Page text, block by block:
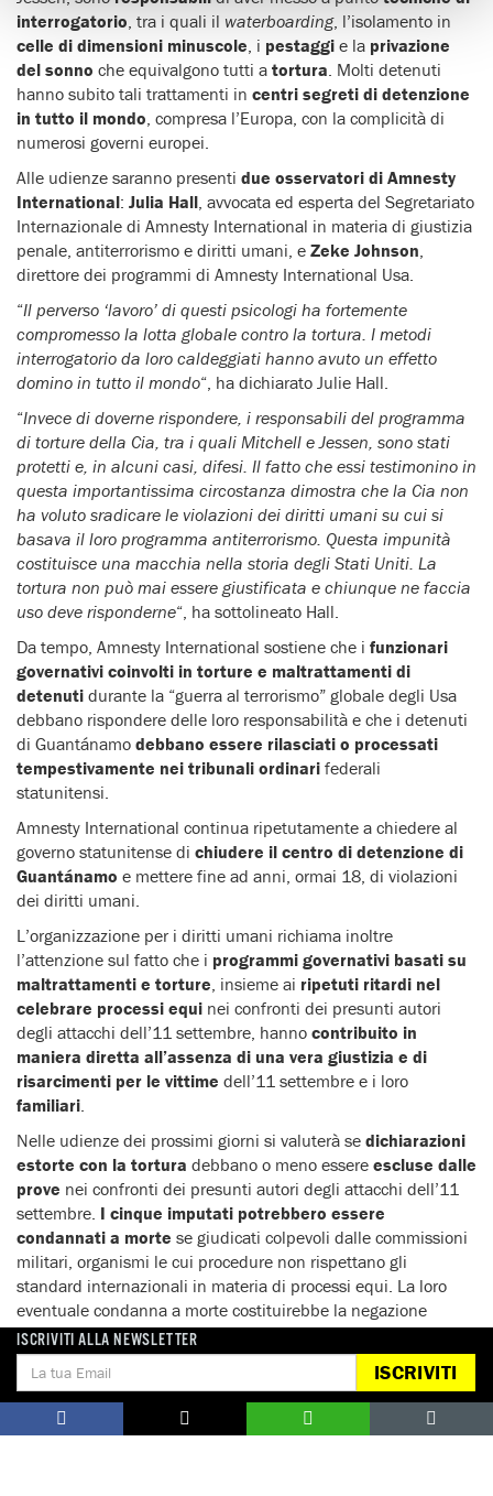
interrogatorio , tra i quali il waterboarding, l’isolamento in
celle di dimensioni minuscole , i pestaggi e la privazione
del sonno che equivalgono tutti a tortura . Molti detenuti
hanno subito tali trattamenti in centri segreti di detenzione
in tutto il mondo , compresa l’Europa, con la complicità di
numerosi governi europei.
Alle udienze saranno presenti due osservatori di Amnesty
International: Julia Hall , avvocata ed esperta del Segretariato
Internazionale di Amnesty International in materia di giustizia
penale, antiterrorismo e diritti umani, e Zeke Johnson
direttore dei programmi di Amnesty International Usa.
“Il perverso ‘lavoro’ di questi psicologi ha fortemente
compromesso la lotta globale contro la tortura. I metodi
interrogatorio da loro caldeggiati hanno avuto un effetto
domino in tutto il mondo“, ha dichiarato Julie Hall.
“Invece di doverne rispondere, i responsabili del programma
di torture della Cia, tra i quali Mitchell e Jessen, sono stati
protetti e, in alcuni casi, difesi. Il fatto che essi testimonino in
questa importantissima circostanza dimostra che la Cia non
ha voluto sradicare le violazioni dei diritti umani su cui si
basava il loro programma antiterrorismo. Questa impunità
costituisce una macchia nella storia degli Stati Uniti. La
tortura non può mai essere giustificata e chiunque ne faccia
uso deve risponderne“, ha sottolineato Hall.
Da tempo, Amnesty International sostiene che i funzionari
governativi coinvolti in torture e maltrattamenti di
detenuti durante la “guerra al terrorismo” globale degli Usa
debbano rispondere delle loro responsabilità e che i detenuti
di Guantánamo debbano essere rilasciati o processati
tempestivamente nei tribunali ordinari federali
statunitensi.
Amnesty International continua ripetutamente a chiedere al
governo statunitense di chiudere il centro di detenzione di
Guantánamo e mettere fine ad anni, ormai 18, di violazioni
dei diritti umani.
L’organizzazione per i diritti umani richiama inoltre
l’attenzione sul fatto che i programmi governativi basati su
maltrattamenti e torture , insieme ai ripetuti ritardi nel
celebrare processi equi nei confronti dei presunti autori
degli attacchi dell’11 settembre, hanno contribuito in
maniera diretta all’assenza di una vera giustizia e di
risarcimenti per le vittime dell’11 settembre e i loro
familiari
Nelle udienze dei prossimi giorni si valuterà se dichiarazioni
estorte con la tortura debbano o meno essere escluse dalle
prove nei confronti dei presunti autori degli attacchi dell’11
settembre. I cinque imputati potrebbero essere
condannati a morte se giudicati colpevoli dalle commissioni
militari, organismi le cui procedure non rispettano gli
standard internazionali in materia di processi equi. La loro
eventuale condanna a morte costituirebbe la negazione
estrema dei diritti umani fondamentali.
ISCRIVITI ALLA NEWSLETTER
ISCRIVITI